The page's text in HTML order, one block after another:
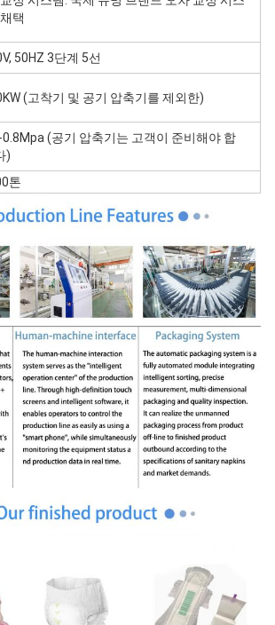
택
50HZ 3단계 5선
(고착기 및 공기 압축기를 제외한)
0.8Mpa (공기 압축기는 고객이 준비해야 합
)
톤